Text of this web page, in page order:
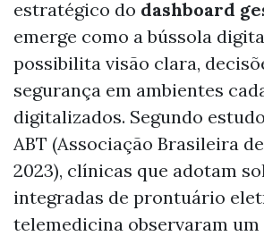
estratégico do dashboard
emerge como a bússola
possibilita visão clara,
segurança em ambientes
digitalizados. Segundo
ABT (Associação Brasileira
2023), clínicas que adotam
integradas de prontuário
telemedicina observaram um